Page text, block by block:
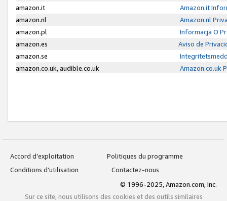
amazon.it
Amazon.it
amazon.nl
Amazon.nl
amazon.pl
Informacja O
amazon.es
Aviso de
amazon.se
amazon.co.uk, audible.co.uk
Amazon.co.uk
Accord d’exploitation
Politiques du programme
Conditions d’utilisation
Contactez-nous
© 1996-2025, Amazon.com, Inc.
Sur ce site, nous utilisons des cookies et des outils similaires